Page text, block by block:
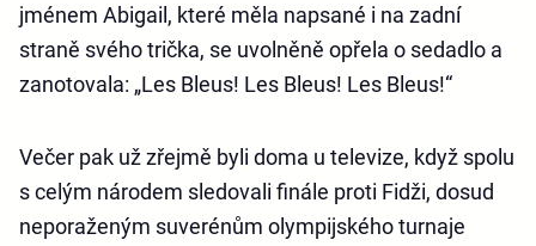
jménem Abigail, které měla napsané i na zadní
straně svého trička, se uvolněně opřela o sedadlo a
zanotovala: „Les Bleus! Les Bleus! Les Bleus!“
Večer pak už zřejmě byli doma u televize, když spolu
s celým národem sledovali finále proti Fidži, dosud
neporaženým suverénům olympijského turnaje